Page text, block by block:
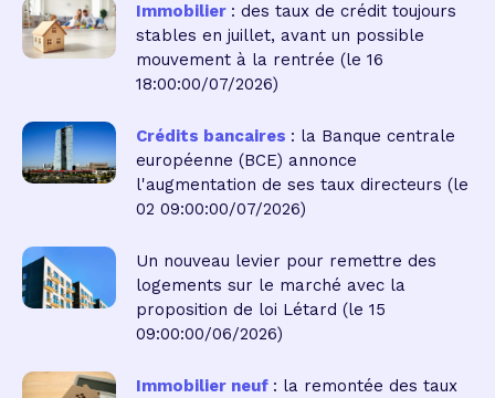
Immobilier : des taux de crédit toujours
stables en juillet, avant un possible
mouvement à la rentrée (le 16
18:00:00/07/2026)
Crédits bancaires : la Banque centrale
européenne (BCE) annonce
l'augmentation de ses taux directeurs (le
02 09:00:00/07/2026)
Un nouveau levier pour remettre des
logements sur le marché avec la
proposition de loi Létard (le 15
09:00:00/06/2026)
Immobilier neuf : la remontée des taux